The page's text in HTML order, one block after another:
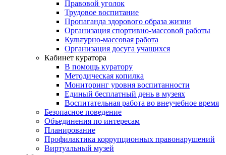
Правовой уголок
Трудовое воспитание
Пропаганда здорового образа жизни
Организация спортивно-массовой работы
Культурно-массовая работа
Организация досуга учащихся
Кабинет куратора
В помощь куратору
Методическая копилка
Мониторинг уровня воспитанности
Единый бесплатный день в музеях
Воспитательная работа во внеучебное время
Безопасное поведение
Объединения по интересам
Планирование
Профилактика коррупционных правонарушений
Виртуальный музей